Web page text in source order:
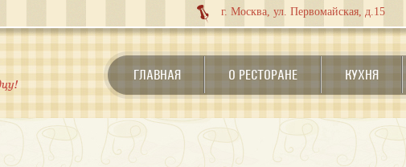
г. Москва, ул. Первомайская, д.15
ГЛАВНАЯ О РЕСТОРАНЕ КУХНЯ